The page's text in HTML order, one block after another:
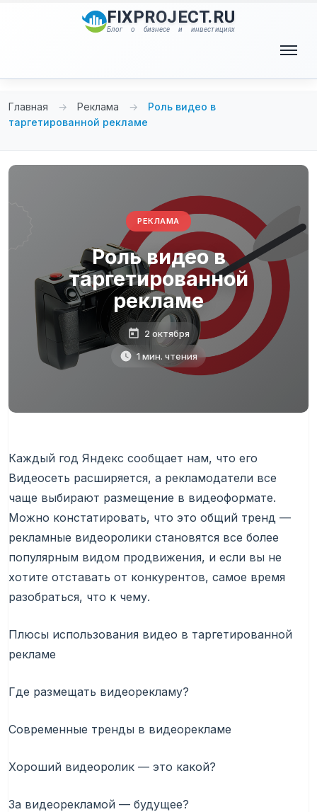
FIXPROJECT.RU
Блог о бизнесе и инвестициях
Главная → Реклама →
Роль видео в
таргетированной рекламе
РЕКЛАМА
Роль видео в
таргетированной
рекламе
2 октября
1 мин. чтения
Каждый год Яндекс сообщает нам, что его
Видеосеть расширяется, а рекламодатели все
чаще выбирают размещение в видеоформате.
Можно констатировать, что это общий тренд —
рекламные видеоролики становятся все более
популярным видом продвижения, и если вы не
хотите отставать от конкурентов, самое время
разобраться, что к чему.
Плюсы использования видео в таргетированной
рекламе
Где размещать видеорекламу?
Современные тренды в видеорекламе
Хороший видеоролик — это какой?
За видеорекламой — будущее?